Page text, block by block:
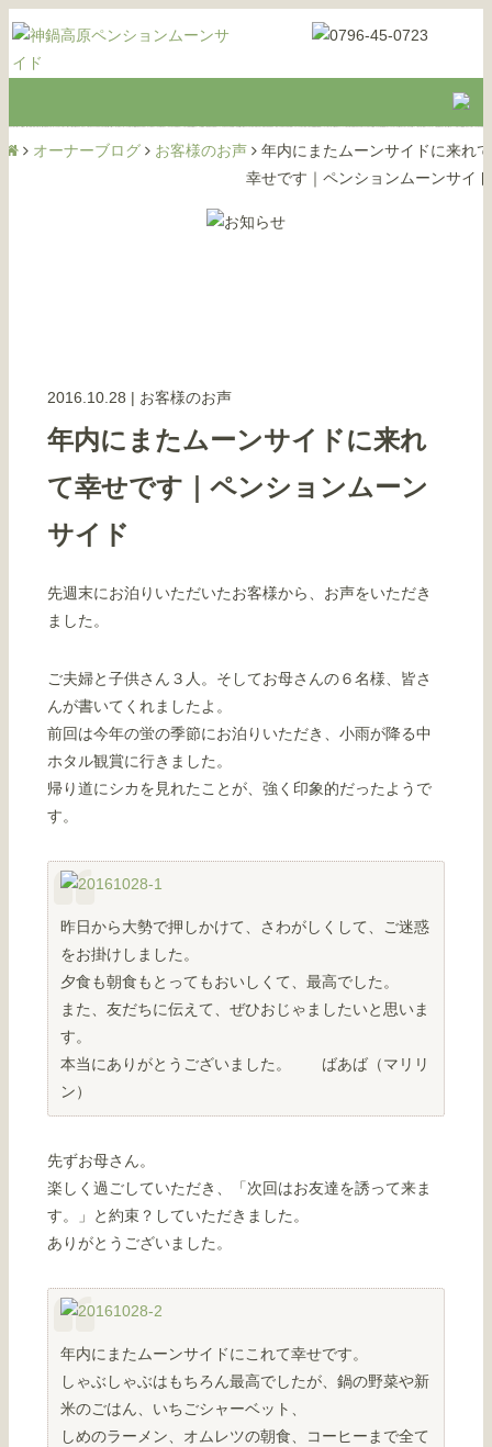
オーナーブログ お客様のお声
年内にまたムーンサイドに来れて
幸せです｜ペンションムーンサイド
2016.10.28 | お客様のお声
年内にまたムーンサイドに来れ
て幸せです｜ペンションムーン
サイド
先週末にお泊りいただいたお客様から、お声をいただき
ました。
ご夫婦と子供さん３人。そしてお母さんの６名様、皆さ
んが書いてくれましたよ。
前回は今年の蛍の季節にお泊りいただき、小雨が降る中
ホタル観賞に行きました。
帰り道にシカを見れたことが、強く印象的だったようで
す。
昨日から大勢で押しかけて、さわがしくして、ご迷惑
をお掛けしました。
夕食も朝食もとってもおいしくて、最高でした。
また、友だちに伝えて、ぜひおじゃましたいと思いま
す。
本当にありがとうございました。 ばあば（マリリ
ン）
先ずお母さん。
楽しく過ごしていただき、「次回はお友達を誘って来ま
す。」と約束？していただきました。
ありがとうございました。
年内にまたムーンサイドにこれて幸せです。
しゃぶしゃぶはもちろん最高でしたが、鍋の野菜や新
米のごはん、いちごシャーベット、
しめのラーメン、オムレツの朝食、コーヒーまで全て